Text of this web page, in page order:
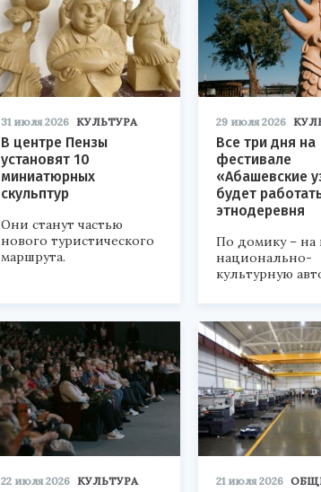
31 июля 2026 КУЛЬТУРА
В центре Пензы
установят 10
миниатюрных
скульптур
Они станут частью
нового туристического
маршрута.
29 июля 2026
Все три дня на
фестивале
«Абашевские
будет
этнодеревня
По домику – на
национально-
культурную
22 июля 2026 КУЛЬТУРА 21 июля 2026